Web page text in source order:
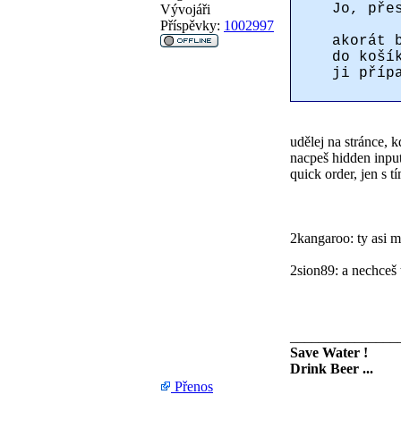
Vývojáři
Příspěvky: 1002997
Jo,
akorát
do
ji
udělej na stránce,
nacpeš hidden
quick order, jen s
2kangaroo: ty asi
2sion89: a
Save Water !
Drink Beer ...
Přenos